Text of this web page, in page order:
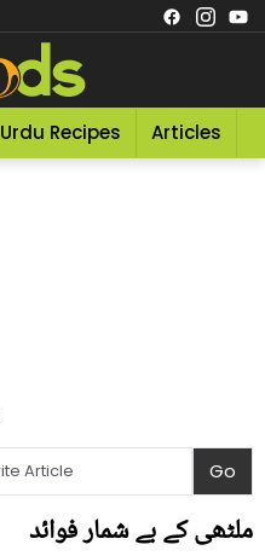
Urdu Recipes Articles
ملٹھی کے بے شمار فوائد